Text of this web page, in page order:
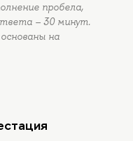
пробела,
– 30 минут.
на